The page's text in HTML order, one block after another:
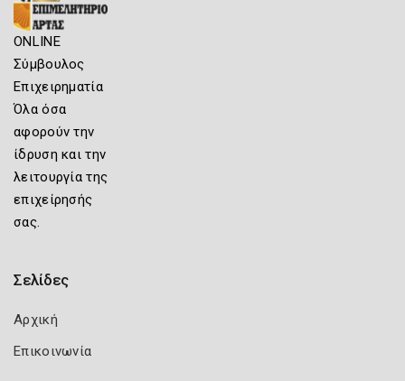
ONLINE
Σύμβουλος
Επιχειρηματία
Όλα όσα
αφορούν την
ίδρυση και την
λειτουργία της
επιχείρησής
σας.
Σελίδες
Αρχική
Επικοινωνία